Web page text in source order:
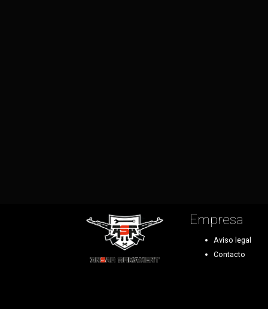
Empresa
Aviso legal
Contacto